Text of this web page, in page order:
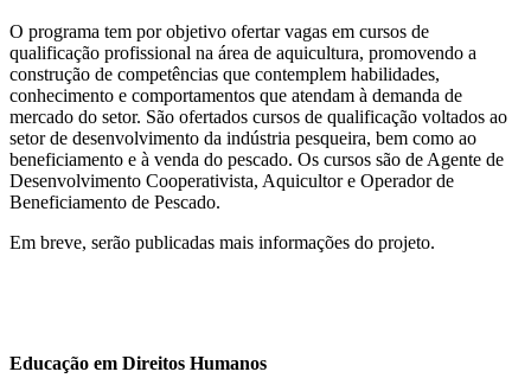
O programa tem por objetivo ofertar vagas em cursos de
qualificação profissional na área de aquicultura, promovendo a
construção de competências que contemplem habilidades,
conhecimento e comportamentos que atendam à demanda de
mercado do setor. São ofertados cursos de qualificação voltados ao
setor de desenvolvimento da indústria pesqueira, bem como ao
beneficiamento e à venda do pescado. Os cursos são de Agente de
Desenvolvimento Cooperativista, Aquicultor e Operador de
Beneficiamento de Pescado.
Em breve, serão publicadas mais informações do projeto.
Educação em Direitos Humanos